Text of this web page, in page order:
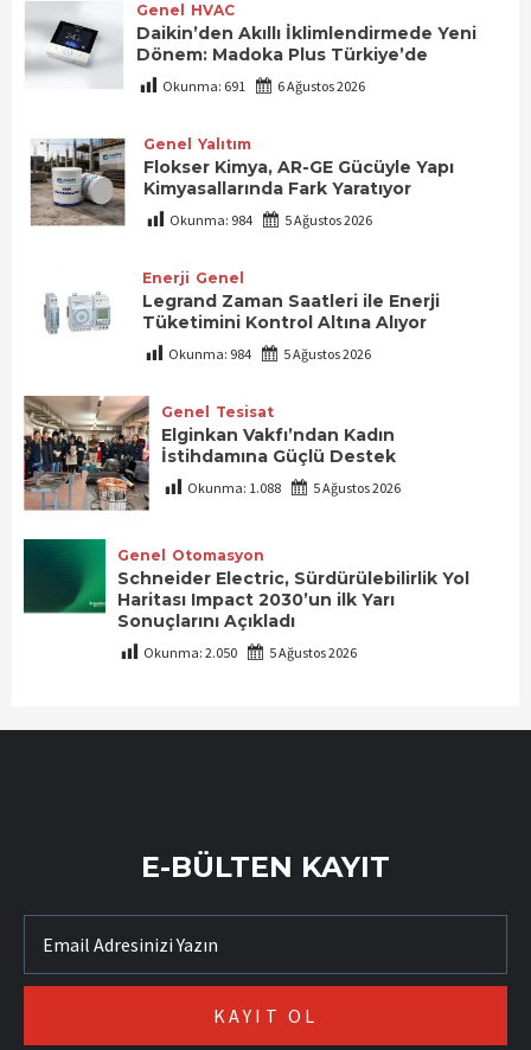
Genel HVAC
Daikin’den Akıllı İklimlendirmede Yeni
Dönem: Madoka Plus Türkiye’de
Okunma: 691 6 Ağustos 2026
Genel Yalıtım
Flokser Kimya, AR-GE Gücüyle Yapı
Kimyasallarında Fark Yaratıyor
Okunma: 984 5 Ağustos 2026
Enerji Genel
Legrand Zaman Saatleri ile Enerji
Tüketimini Kontrol Altına Alıyor
Okunma: 984 5 Ağustos 2026
Genel Tesisat
Elginkan Vakfı’ndan Kadın
İstihdamına Güçlü Destek
Okunma: 1.088 5 Ağustos 2026
Genel Otomasyon
Schneider Electric, Sürdürülebilirlik Yol
Haritası Impact 2030’un ilk Yarı
Sonuçlarını Açıkladı
Okunma:2.050 5 Ağustos 2026
E-BÜLTEN KAYIT